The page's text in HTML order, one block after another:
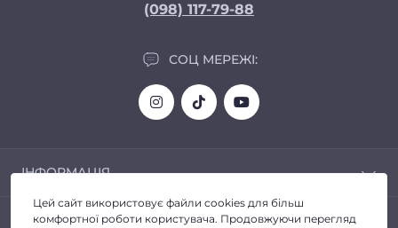
(098) 117-79-88
СОЦ МЕРЕЖІ:
ІНФОРМАЦІЯ
Доставка та Оплата
ПОПУЛЯРНЕ
Цей сайт використовує файли cookies для більш
комфортної роботи користувача. Продовжуючи перегляд